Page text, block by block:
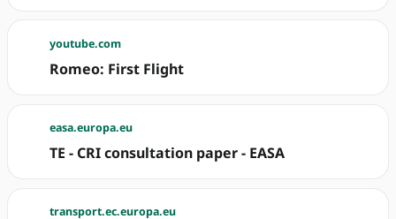
youtube.com
Romeo: First Flight
easa.europa.eu
TE - CRI consultation paper - EASA
transport.ec.europa.eu